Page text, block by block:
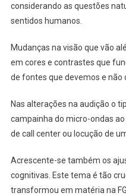
considerando as questões
sentidos humanos.
Mudanças na visão que vão
em cores e contrastes que
de fontes que devemos e não
Nas alterações na audição o
campainha do micro-ondas
de call center ou locução de
Acrescente-se também os
cognitivas. Este tema é tão
transformou em matéria na